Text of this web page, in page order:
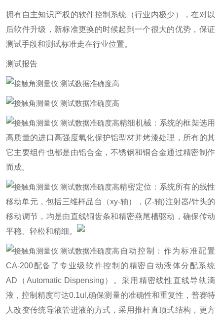
拥有自主知识产权的软件控制系统（行业内极少），在对以
后软件升级，新标准更换的时候起到一个很大的优势，保证
测试手段和测试标准走在行业位置。
测试报告
精细机械：系统的框架选用
高质量的进口高强度氧化保护铝型材并烤漆处理，所有的其
它主要组件也都是由铝合金，不锈钢和铜合金通过精密制作
而成。
精密定位：系统所有的线性
移动单元，包括三维样品台（xy-轴），(Z-轴)注射器/针头的
移动调节，均是由直线铜齿条和精密燕尾槽驱动，确保传动
平稳、轻松和精细。
自动控制：作为标准配置
CA-200配备了专业级软件控制的精密自动液体分配系统
AD（Automatic Dispensing）。采用精密线性直线导轨滴
液，控制精度可达0.1ul,确保测量的准确性和重复性，普赛特
人改变传统导液管进液的方式，采用推杆直顶式结构，更方